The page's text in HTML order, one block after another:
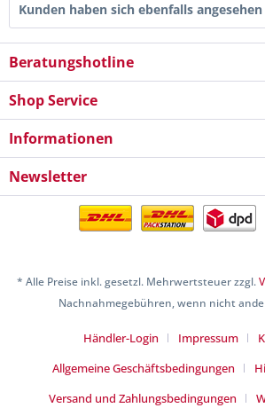
Kunden haben sich ebenfalls angesehen
Beratungshotline
Shop Service
Informationen
Newsletter
* Alle Preise inkl. gesetzl. Mehrwertsteuer zzgl.
Nachnahmegebühren, wenn nicht
Händler-Login Impressum
Allgemeine Geschäftsbedingungen
Versand und Zahlungsbedingungen